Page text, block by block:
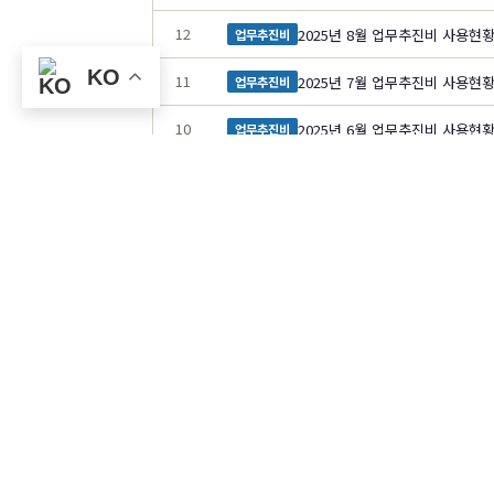
12 업무추진비 2025년 8월 업무추진비 사용현황
11 업무추진비 2025년 7월 업무추진비 사용현황
10 업무추진비 2025년 6월 업무추진비 사용현황
KO